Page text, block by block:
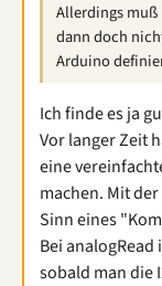
Allerdings
dann doch
Arduino
Ich finde es ja
Vor langer Zeit
eine
machen. Mit
Sinn eines
Bei
sobald man die